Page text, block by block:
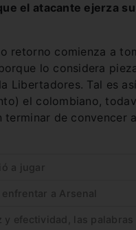
el atacante ejerza
retorno comienza a
lo considera
Libertadores. Tal es
el colombiano,
de convencer
a jugar
enfrentar a Arsenal
y efectividad, las